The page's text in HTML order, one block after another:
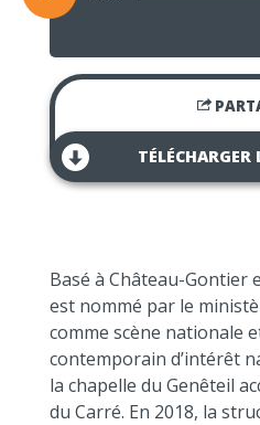
TÉLÉCHARGER
Basé à Château-Gontier
est nommé par le
comme scène nationale
contemporain d’intérêt
la chapelle du Genêteil
du Carré. En 2018, la